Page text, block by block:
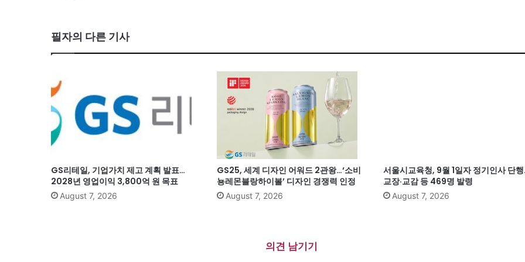
필자의 다른 기사
GS리테일, 기업가치 제고 계획 발표…
2028년 영업이익 3,800억 원 목표
August 7, 2026
GS25, 세계 디자인 어워드 2관왕…‘소비
뇽레몬블랑하이볼’ 디자인 경쟁력 인정
August 7, 2026
서울시교육청, 9월 1일자 정기인사 단
교장·교감 등 469명 발령
August 7, 2026
의견 남기기